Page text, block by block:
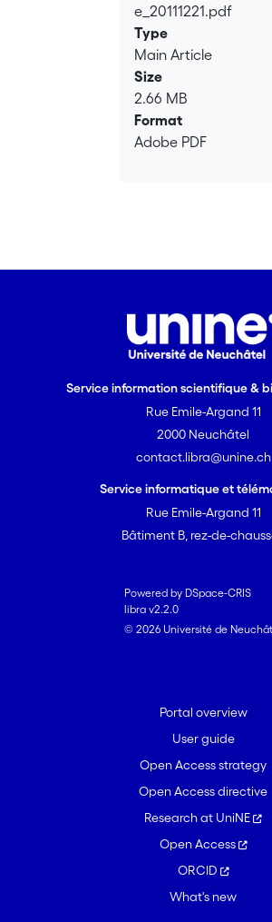
e_20111221.pdf
Type
Main Article
Size
2.66 MB
Format
Adobe PDF
Service information scientifique &
Rue Emile-Argand 11
2000 Neuchâtel
contact.libra@unine.ch
Service informatique et
Rue Emile-Argand 11
Bâtiment B, rez-de-
Powered by DSpace-CRIS
libra v2.2.0
© 2026 Université de
Portal overview
User guide
Open Access strategy
Open Access directive
Research at UniNE
Open Access
ORCID
What's new